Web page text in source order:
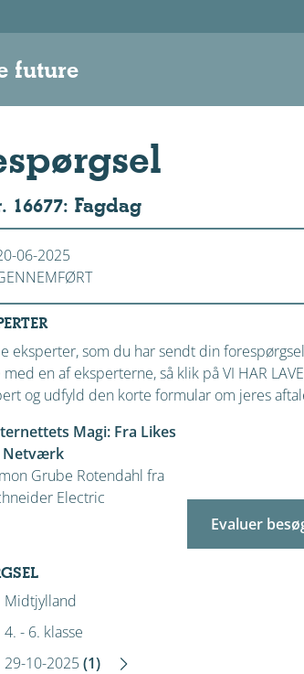
future
16677: Fagdag
06-2025
eksperter, som du har sendt din
en af eksperterne, så klik på VI HAR
og udfyld den korte formular om jeres
Magi: Fra Likes
Netværk
Grube Rotendahl fra
Electric
Evaluer
Midtjylland
4. - 6. klasse
29-10-2025(1)